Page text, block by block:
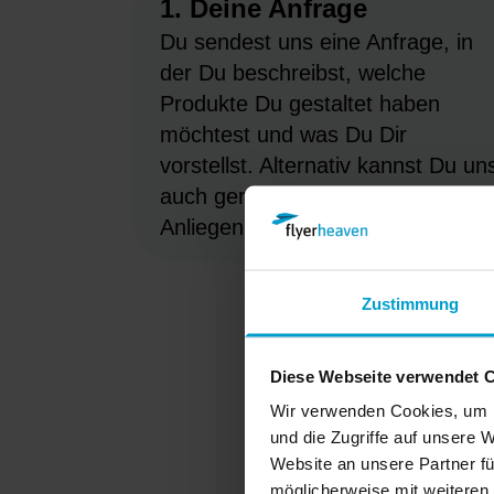
Zustimmung
Diese Webseite verwendet
Wir verwenden Cookies,
und die Zugriffe auf unsere
Website an unsere Partner
möglicherweise mit
1. Deine Anfrage
Du sendest uns eine Anfrage, in
der Du beschreibst, welche
Produkte Du gestaltet haben
möchtest und was Du Dir
vorstellst. Alternativ kannst Du
auch gerne anrufen, um Dein
Anliegen direkt zu besprechen.